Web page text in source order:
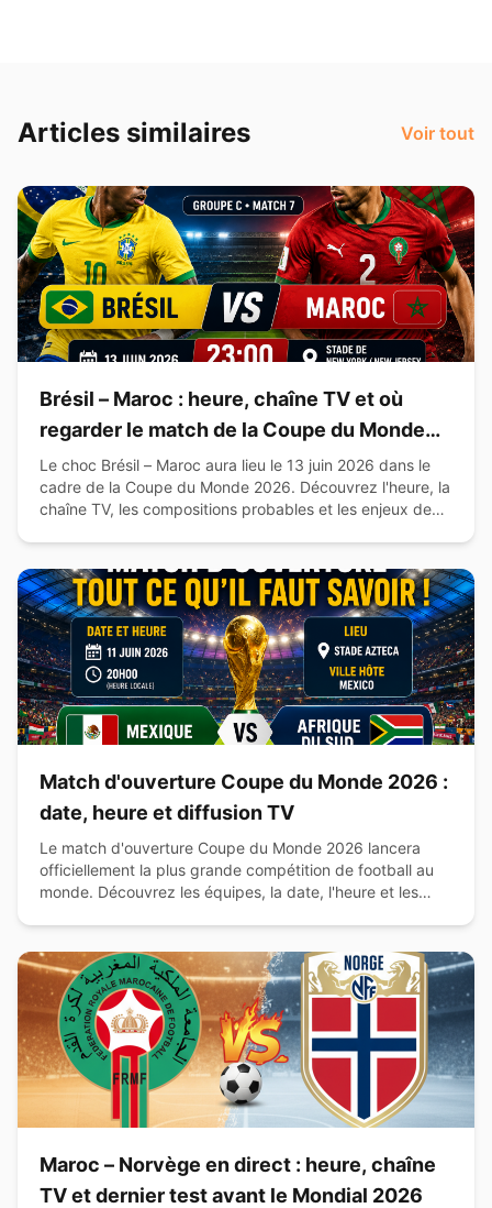
Articles similaires Voir tout
Brésil – Maroc : heure, chaîne TV et où
regarder le match de la Coupe du Monde
2026
Le choc Brésil – Maroc aura lieu le 13 juin 2026 dans le
cadre de la Coupe du Monde 2026. Découvrez l'heure, la
chaîne TV, les compositions probables et les enjeux de
Match d'ouverture Coupe du Monde 2026 :
date, heure et diffusion TV
Le match d'ouverture Coupe du Monde 2026 lancera
officiellement la plus grande compétition de football au
monde. Découvrez les équipes, la date, l'heure et les
Maroc – Norvège en direct : heure, chaîne
TV et dernier test avant le Mondial 2026